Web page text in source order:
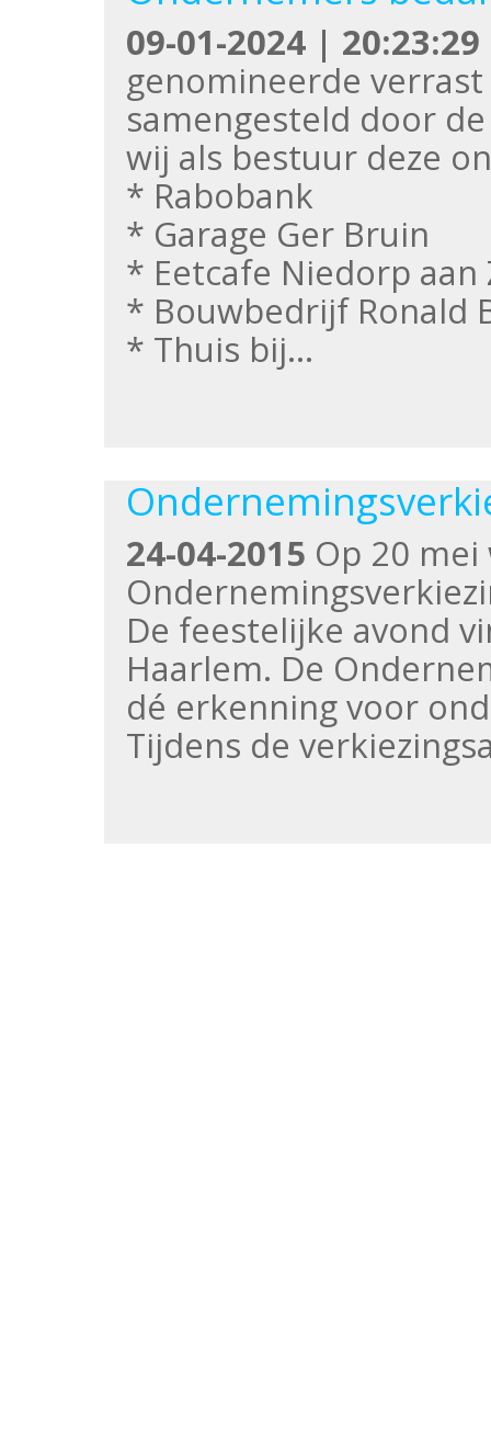
09-01-2024 | 20:23:29
genomineerde
samengesteld door
wij als bestuur deze
* Rabobank
* Garage Ger Bruin
* Eetcafe Niedorp aan
* Bouwbedrijf Ronald
* Thuis bij…
24-04-2015 Op 20
De feestelijke avond
Haarlem. De
dé erkenning voor
Tijdens de